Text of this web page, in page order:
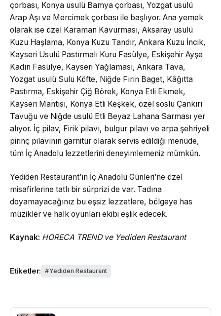
çorbası, Konya usulü Bamya çorbası, Yozgat usulü
Arap Aşı ve Mercimek çorbası ile başlıyor. Ana yemek
olarak ise özel Karaman Kavurması, Aksaray usulü
Kuzu Haşlama, Konya Kuzu Tandır, Ankara Kuzu İncik,
Kayseri Usulü Pastırmalı Kuru Fasülye, Eskişehir Ayşe
Kadın Fasülye, Kayseri Yağlaması, Ankara Tava,
Yozgat usulü Sulu Köfte, Niğde Fırın Baget, Kâğıtta
Pastırma, Eskişehir Çiğ Börek, Konya Etli Ekmek,
Kayseri Mantısı, Konya Etli Keşkek, özel soslu Çankırı
Tavuğu ve Niğde usulü Etli Beyaz Lahana Sarması yer
alıyor. İç pilav, Firik pilavı, bulgur pilavı ve arpa şehriyeli
pirinç pilavının garnitür olarak servis edildiği menüde,
tüm İç Anadolu lezzetlerini deneyimlemeniz mümkün.
Yediden Restaurant’ın İç Anadolu Günleri’ne özel
misafirlerine tatlı bir sürprizi de var. Tadına
doyamayacağınız bu eşsiz lezzetlere, bölgeye has
müzikler ve halk oyunları ekibi eşlik edecek.
Kaynak: HORECA TREND ve Yediden Restaurant
Etiketler: Yediden Restaurant